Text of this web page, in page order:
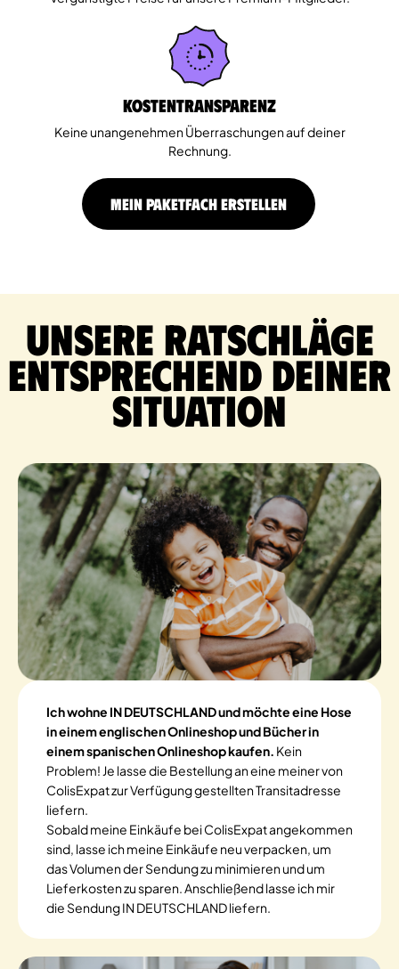
Kostentransparenz
Keine unangenehmen Überraschungen auf deiner
Rechnung.
MEIN PAKETFACH ERSTELLEN
Unsere Ratschläge
entsprechend deiner
Situation
Ich wohne IN DEUTSCHLAND und möchte eine Hose
in einem englischen Onlineshop und Bücher in
einem spanischen Onlineshop kaufen. Kein
Problem! Je lasse die Bestellung an eine meiner von
ColisExpat zur Verfügung gestellten Transitadresse
liefern.
Sobald meine Einkäufe bei ColisExpat angekommen
sind, lasse ich meine Einkäufe neu verpacken, um
das Volumen der Sendung zu minimieren und um
Lieferkosten zu sparen. Anschließend lasse ich mir
die Sendung IN DEUTSCHLAND liefern.